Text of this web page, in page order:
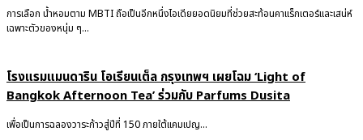
การเลือก น้ำหอมตาม MBTI ถือเป็นอีกหนึ่งไอเดียยอดนิยมที่ช่วยสะท้อนคาแร็กเตอร์และเสน่ห์
เฉพาะตัวของหนุ่ม ๆ...
โรงแรมแมนดาริน โอเรียนเต็ล กรุงเทพฯ เผยโฉม ‘Light of
Bangkok Afternoon Tea’ ร่วมกับ Parfums Dusita
เพื่อเป็นการฉลองวาระก้าวสู่ปีที่ 150 ภายใต้แคมเปญ...